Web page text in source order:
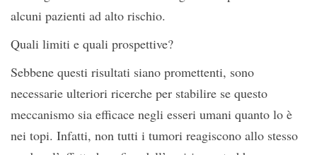
alcuni pazienti ad alto rischio.
Quali limiti e quali prospettive?
Sebbene questi risultati siano promettenti, sono
necessarie ulteriori ricerche per stabilire se questo
meccanismo sia efficace negli esseri umani quanto lo è
nei topi. Infatti, non tutti i tumori reagiscono allo stesso